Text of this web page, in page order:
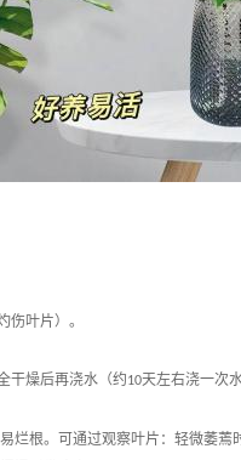
伤叶片）。
干燥后再浇水（约10天左右浇一次
烂根。可通过观察叶片：轻微萎蔫